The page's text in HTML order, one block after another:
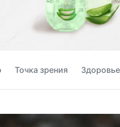
Точка зрения Здоровье